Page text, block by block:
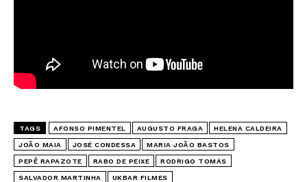
TAGS AFONSO PIMENTEL AUGUSTO FRAGA HELENA CALDEIRA
JOÃO MAIA JOSÉ CONDESSA MARIA JOÃO BASTOS
PEPÊ RAPAZOTE RABO DE PEIXE RODRIGO TOMÁS
SALVADOR MARTINHA UKBAR FILMES